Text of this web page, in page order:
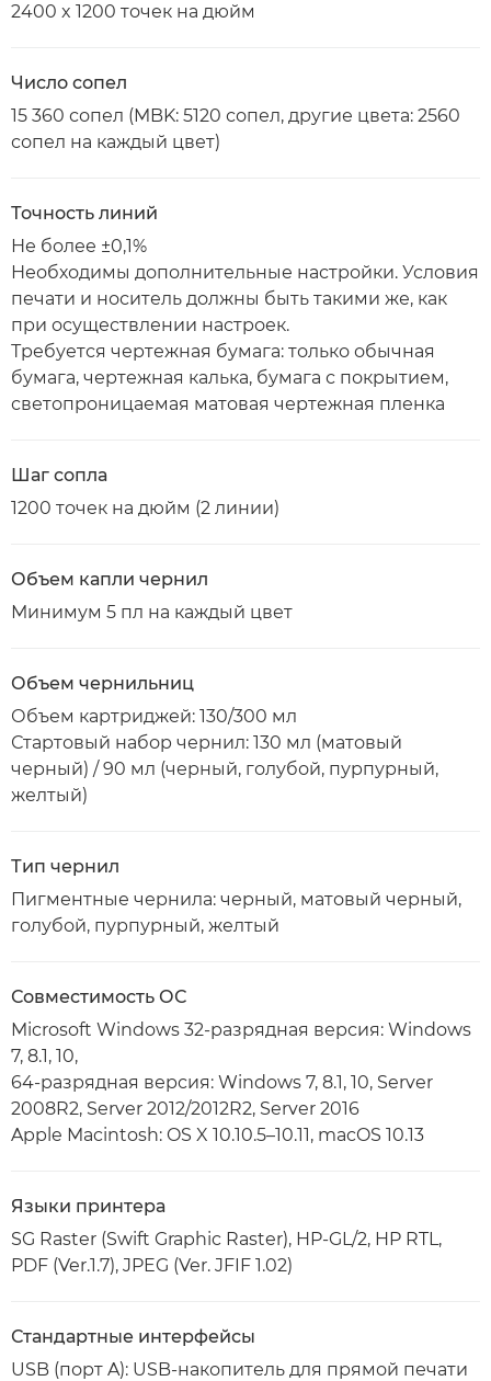
2400 x 1200 точек на дюйм
Число сопел
15 360 сопел (MBK: 5120 сопел, другие цвета: 2560
сопел на каждый цвет)
Точность линий
Не более ±0,1%
Необходимы дополнительные настройки. Условия
печати и носитель должны быть такими же, как
при осуществлении настроек.
Требуется чертежная бумага: только обычная
бумага, чертежная калька, бумага с покрытием,
светопроницаемая матовая чертежная пленка
Шаг сопла
1200 точек на дюйм (2 линии)
Объем капли чернил
Минимум 5 пл на каждый цвет
Объем чернильниц
Объем картриджей: 130/300 мл
Стартовый набор чернил: 130 мл (матовый
черный) / 90 мл (черный, голубой, пурпурный,
желтый)
Тип чернил
Пигментные чернила: черный, матовый черный,
голубой, пурпурный, желтый
Совместимость ОС
Microsoft Windows 32-разрядная версия: Windows
7, 8.1, 10,
64-разрядная версия: Windows 7, 8.1, 10, Server
2008R2, Server 2012/2012R2, Server 2016
Apple Macintosh: OS X 10.10.5–10.11, macOS 10.13
Языки принтера
SG Raster (Swift Graphic Raster), HP-GL/2, HP RTL,
PDF (Ver.1.7), JPEG (Ver. JFIF 1.02)
Стандартные интерфейсы
USB (порт A): USB-накопитель для прямой печати